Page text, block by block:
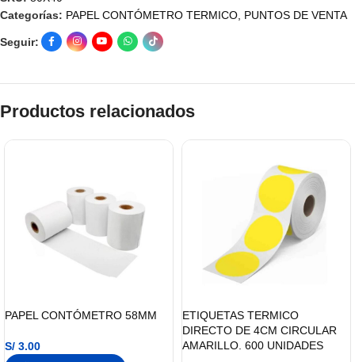
Categorías: PAPEL CONTÓMETRO TERMICO PUNTOS DE VENTA
Seguir:
Productos relacionados
PAPEL CONTÓMETRO 58MM
S/ 3.00
ETIQUETAS TERMICO
DIRECTO DE 4CM CIRCULAR
AMARILLO. 600 UNIDADES